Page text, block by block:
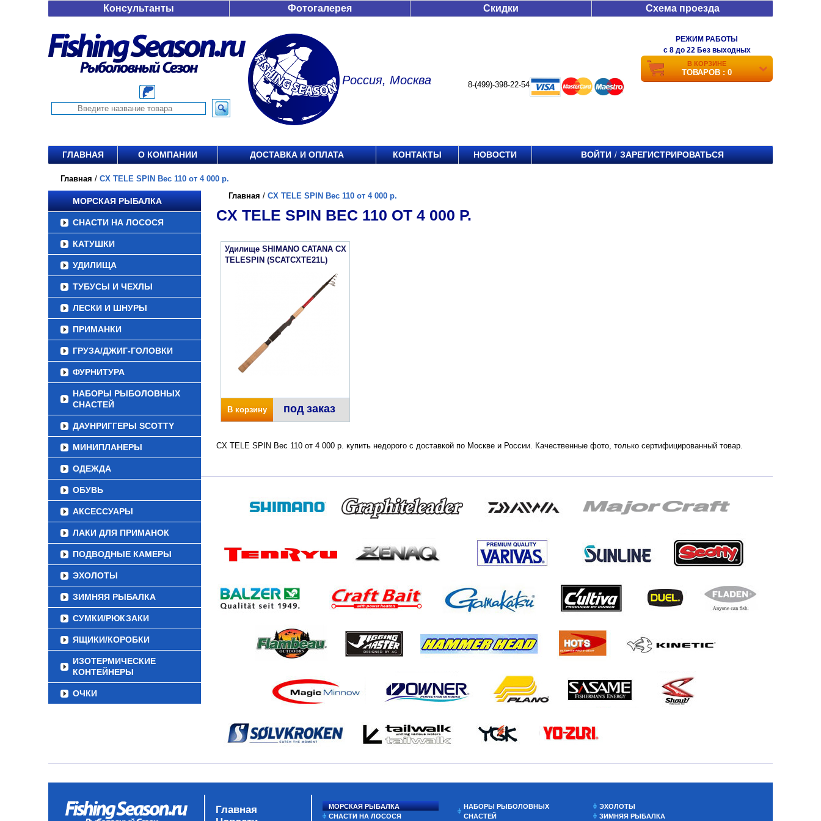
Консультанты Фотогалерея Скидки Схема проезда
Россия, Москва 8-(499)-398-22-54
РЕЖИМ РАБОТЫ
c 8 до 22 Без выходных
В КОРЗИНЕ
ТОВАРОВ : 0
ГЛАВНАЯ О КОМПАНИИ ДОСТАВКА И ОПЛАТА КОНТАКТЫ НОВОСТИ ВОЙТИ / ЗАРЕГИСТРИРОВАТЬСЯ
Главная / CX TELE SPIN Вес 110 от 4 000 р.
МОРСКАЯ РЫБАЛКА
СНАСТИ НА ЛОСОСЯ
КАТУШКИ
УДИЛИЩА
ТУБУСЫ И ЧЕХЛЫ
ЛЕСКИ И ШНУРЫ
ПРИМАНКИ
ГРУЗА/ДЖИГ-ГОЛОВКИ
ФУРНИТУРА
НАБОРЫ РЫБОЛОВНЫХ
СНАСТЕЙ
ДАУНРИГГЕРЫ SCOTTY
МИНИПЛАНЕРЫ
ОДЕЖДА
ОБУВЬ
АКСЕССУАРЫ
ЛАКИ ДЛЯ ПРИМАНОК
ПОДВОДНЫЕ КАМЕРЫ
ЭХОЛОТЫ
ЗИМНЯЯ РЫБАЛКА
СУМКИ/РЮКЗАКИ
ЯЩИКИ/КОРОБКИ
ИЗОТЕРМИЧЕСКИЕ
КОНТЕЙНЕРЫ
ОЧКИ
Главная / CX TELE SPIN Вес 110 от 4 000 р.
CX TELE SPIN ВЕС 110 ОТ 4 000 Р.
Удилище SHIMANO CATANA CX
TELESPIN (SCATCXTE21L)
В корзину под заказ
CX TELE SPIN Вес 110 от 4 000 р. купить недорого с доставкой по Москве и России. Качественные фото, только сертифицированный товар.
Главная
МОРСКАЯ РЫБАЛКА
СНАСТИ НА ЛОСОСЯ
НАБОРЫ РЫБОЛОВНЫХ
СНАСТЕЙ
ЭХОЛОТЫ
ЗИМНЯЯ РЫБАЛКА